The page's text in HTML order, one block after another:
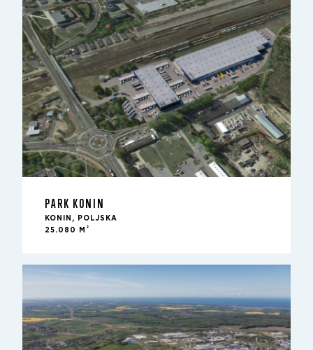
PARK KONIN
KONIN, POLJSKA
25.080 M
2